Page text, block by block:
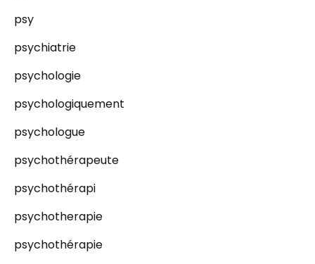
psy
psychiatrie
psychologie
psychologiquement
psychologue
psychothérapeute
psychothérapi
psychotherapie
psychothérapie